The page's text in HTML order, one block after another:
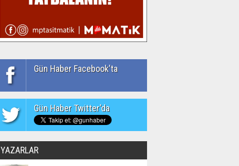
Gün Haber Facebook'ta
Gün Haber Twitter'da
YAZARLAR